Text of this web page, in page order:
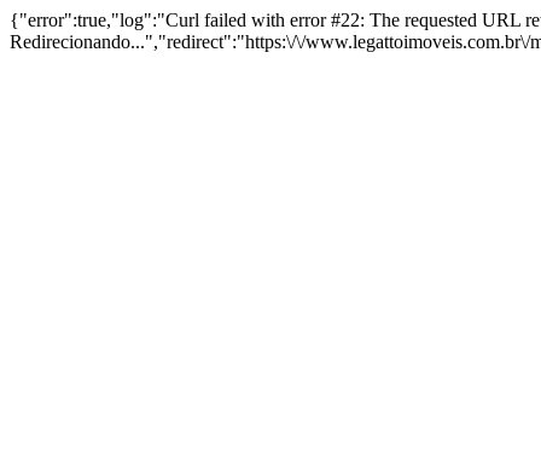
{"error":true,"log":"Curl failed with error #22: The requested URL
Redirecionando...","redirect":"https:\/\/www.legattoimoveis.com.br\/